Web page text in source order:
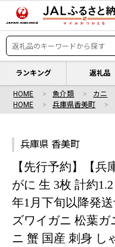
ランキング 返礼品
HOME 魚介類 カニ
HOME
兵庫県香美町
兵庫県 香美町
【先行予約】【
がに 生 3枚 計約
年1月下旬以降発
ズワイガニ 松葉ガ
ニ 蟹 国産 刺身 し